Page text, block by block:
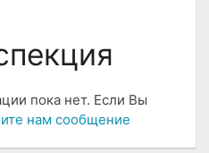
пока нет. Если Вы
нам сообщение